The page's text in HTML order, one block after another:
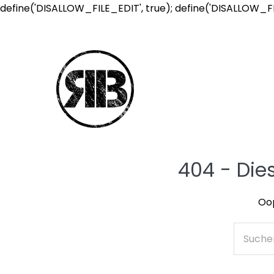
define('DISALLOW_FILE_EDIT', true);
404 -
nach: